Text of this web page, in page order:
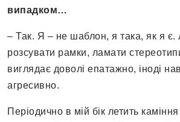
випадком…
– Так. Я – не шаблон, я така, як я
розсувати рамки, ламати
виглядає доволі епатажно, іноді
агресивно.
Періодично в мій бік летить